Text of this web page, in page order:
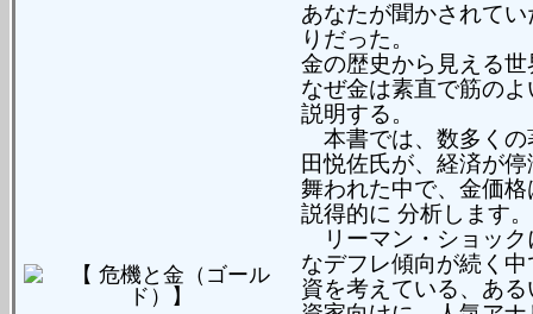
あなたが聞かされて
りだった。
金の歴史から見える
なぜ金は素直で筋の
説明する。
本書では、数多くの
田悦佐氏が、経済が
舞われた中で、金価
説得的に 分析します。
リーマン・ショック
なデフレ傾向が続く
資を考えている、あ